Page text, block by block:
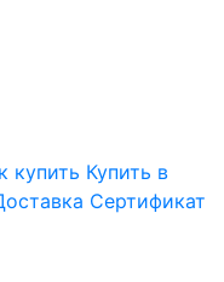
купить Купить в
Сертификат